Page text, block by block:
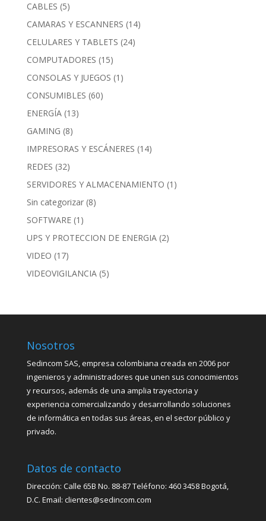
CABLES (5)
CAMARAS Y ESCANNERS (14)
CELULARES Y TABLETS (24)
COMPUTADORES (15)
CONSOLAS Y JUEGOS (1)
CONSUMIBLES (60)
ENERGÍA (13)
GAMING (8)
IMPRESORAS Y ESCÁNERES (14)
REDES (32)
SERVIDORES Y ALMACENAMIENTO (1)
Sin categorizar (8)
SOFTWARE (1)
UPS Y PROTECCION DE ENERGIA (2)
VIDEO (17)
VIDEOVIGILANCIA (5)
Nosotros
Sedincom SAS, empresa colombiana creada en 2006 por
ingenieros y administradores que unen sus conocimientos
y recursos, además de una amplia trayectoria y
experiencia comercializando y desarrollando soluciones
de informática en todas sus áreas, en el sector público y
privado.
Datos de contacto
Dirección: Calle 65B No. 88-87 Teléfono: 460 3458 Bogotá,
D.C. Email: clientes@sedincom.com